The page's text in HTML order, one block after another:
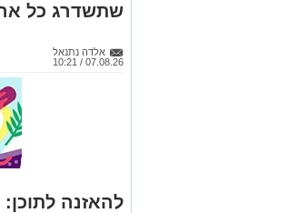
שתשדרג כל
אלדה נתנאל
07.08.26 / 10:21
להאזנה לתוכן: